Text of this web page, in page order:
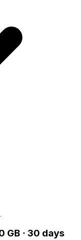
GB · 30 days